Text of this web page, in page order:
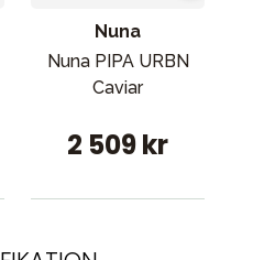
Nuna
Nuna PIPA URBN
Caviar
2 509 kr